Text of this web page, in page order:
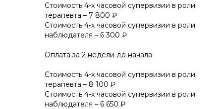
Стоимость 4-х часовой супервизии в роли
терапевта – 7 800 ₽
Стоимость 4-х часовой супервизии в роли
наблюдателя – 6 300 ₽
Оплата за 2 недели до начала
Стоимость 4-х часовой супервизии в роли
терапевта – 8 100 ₽
Стоимость 4-х часовой супервизии в роли
наблюдателя – 6 650 ₽